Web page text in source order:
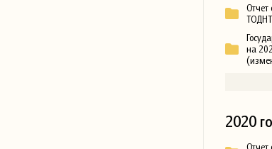
Отчет
ТОДНТ
на
2020